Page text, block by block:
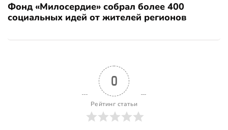
Фонд «Милосердие» собрал более 400
социальных идей от жителей регионов
0
Рейтинг статьи